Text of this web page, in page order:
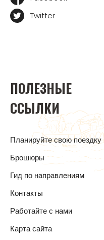
Twitter
ПОЛЕЗНЫЕ
ССЫЛКИ
Планируйте свою поездку
Брошюры
Гид по направлениям
Контакты
Работайте с нами
Карта сайта